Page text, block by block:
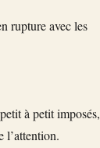
rupture avec les
à petit imposés,
l’attention.